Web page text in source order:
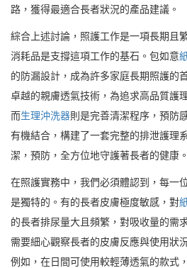
路，獲得最適合長者狀況的產品建議。
綜合上述討論，照護工作是一項長期且
消耗品是支撐這項工作的基石。包如意
的防漏設計，成為許多家庭長期照護的
卓越的親膚透氣技術，為追求高品質護
而生理沖洗器則是完善清潔程序，預防
有機結合，構建了一套完整的排泄護理
潔，預防，全方位地守護著長者的健康。
在照護實務中，我們必須體認到，每一
是獨特的。有的長者皮膚極度敏感，對
的長者排尿量大且頻繁，對吸收量的需
需要細心觀察長者的皮膚反應與使用狀
例如，在日間可使用較輕薄透氣的款式